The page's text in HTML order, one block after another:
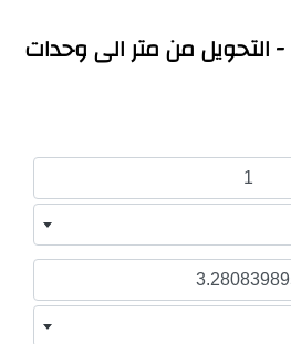
التحويل من متر الى وحدات